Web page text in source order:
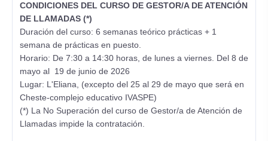
CONDICIONES DEL CURSO DE GESTOR/A DE ATENCIÓN
DE LLAMADAS (*)
Duración del curso: 6 semanas teórico prácticas + 1
semana de prácticas en puesto.
Horario: De 7:30 a 14:30 horas, de lunes a viernes. Del 8 de
mayo al 19 de junio de 2026
Lugar: L'Eliana, (excepto del 25 al 29 de mayo que será en
Cheste-complejo educativo IVASPE)
(*) La No Superación del curso de Gestor/a de Atención de
Llamadas impide la contratación.